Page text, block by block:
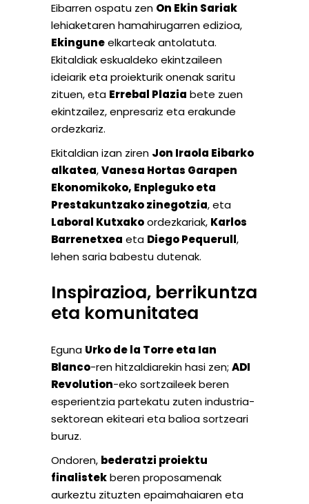
Eibarren ospatu zen On Ekin Sariak
lehiaketaren hamahirugarren edizioa,
Ekinguneelkarteak antolatuta.
Ekitaldiak eskualdeko ekintzaileen
ideiarik eta proiekturik onenak saritu
zituen, eta Errebal Plazia bete zuen
ekintzailez, enpresariz eta erakunde
ordezkariz.
Ekitaldian izan ziren Jon Iraola Eibarko
alkatea,Vanesa Hortas Garapen
Ekonomikoko, Enpleguko eta
Prestakuntzako zinegotzia, eta
Laboral Kutxakoordezkariak, Karlos
Barrenetxea eta Diego Pequerull,
lehen saria babestu dutenak.
Inspirazioa, berrikuntza
eta komunitatea
Eguna Urko de la Torre eta Ian
Blanco-ren hitzaldiarekin hasi zen; ADI
Revolution-eko sortzaileek beren
esperientzia partekatu zuten industria-
sektorean ekiteari eta balioa sortzeari
buruz.
Ondoren, bederatzi proiektu
finalistekberen proposamenak
aurkeztu zituzten epaimahaiaren eta